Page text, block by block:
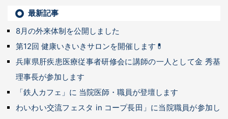
最新記事
8月の外来体制を公開しました
第12回 健康いきいきサロンを開催します💊
兵庫県肝疾患医療従事者研修会に講師の一人として金 秀基
理事長が参加します
「鉄人カフェ」に 当院医師・職員が登壇します
わいわい交流フェスタ in コープ長田」に当院職員が参加し